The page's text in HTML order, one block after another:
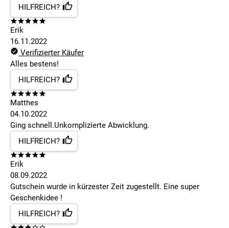
HILFREICH?
Erik
16.11.2022
Verifizierter Käufer
Alles bestens!
HILFREICH?
Matthes
04.10.2022
Ging schnell.Unkomplizierte Abwicklung.
HILFREICH?
Erik
08.09.2022
Gutschein wurde in kürzester Zeit zugestellt. Eine super
Geschenkidee !
HILFREICH?